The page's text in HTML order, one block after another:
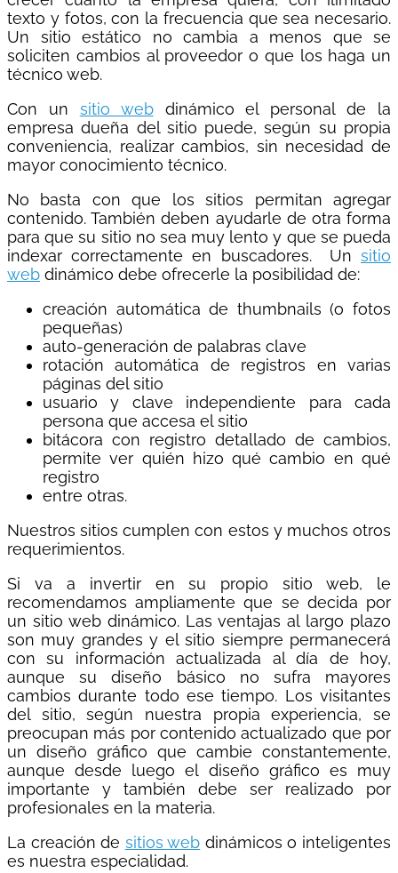
texto y fotos, con la frecuencia que sea necesario.
Un sitio estático no cambia a menos que se
soliciten cambios al proveedor o que los haga un
técnico web.
Con un sitio webdinámico el personal de la
empresa dueña del sitio puede, según su propia
conveniencia, realizar cambios, sin necesidad de
mayor conocimiento técnico.
No basta con que los sitios permitan agregar
contenido. También deben ayudarle de otra forma
para que su sitio no sea muy lento y que se pueda
indexar correctamente en buscadores. Un sitio
web dinámico debe ofrecerle la posibilidad de:
creación automática de thumbnails (o fotos
pequeñas)
auto-generación de palabras clave
rotación automática de registros en varias
páginas del sitio
usuario y clave independiente para cada
persona que accesa el sitio
bitácora con registro detallado de cambios,
permite ver quién hizo qué cambio en qué
registro
entre otras.
Nuestros sitios cumplen con estos y muchos otros
requerimientos.
Si va a invertir en su propio sitio web, le
recomendamos ampliamente que se decida por
un sitio web dinámico. Las ventajas al largo plazo
son muy grandes y el sitio siempre permanecerá
con su información actualizada al día de hoy,
aunque su diseño básico no sufra mayores
cambios durante todo ese tiempo. Los visitantes
del sitio, según nuestra propia experiencia, se
preocupan más por contenido actualizado que por
un diseño gráfico que cambie constantemente,
aunque desde luego el diseño gráfico es muy
importante y también debe ser realizado por
profesionales en la materia.
La creación de sitios web dinámicos o inteligentes
es nuestra especialidad.